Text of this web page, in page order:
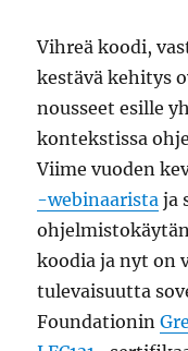
Vihreä koodi,
kestävä kehitys
nousseet esille
kontekstissa
Viime vuoden
-webinaarista ja
koodia ja nyt on
tulevaisuutta
Foundationin